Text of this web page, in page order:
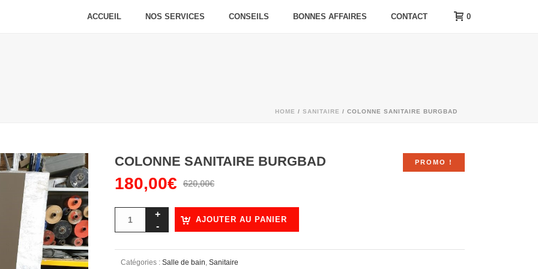
ACCUEIL NOS SERVICES CONSEILS BONNES AFFAIRES CONTACT 0
HOME / SANITAIRE / COLONNE SANITAIRE BURGBAD
PROMO !
COLONNE SANITAIRE BURGBAD
620,00€
Le
était :
180,00€ Le
actuel
est :
AJOUTER AU PANIER
Catégories : Salle de bain, Sanitaire